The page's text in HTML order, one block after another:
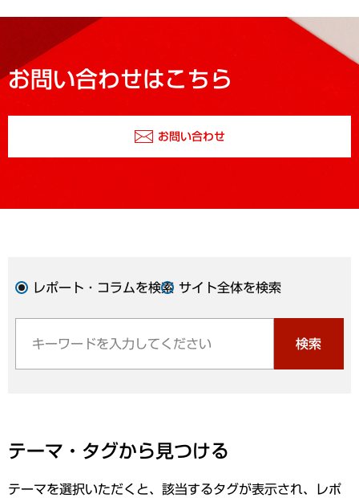
お問い合わせはこちら
お問い合わせ
レポート・コラムを検索 サイト全体を検索
検索
テーマ・タグから見つける
テーマを選択いただくと、該当するタグが表示され、レポ